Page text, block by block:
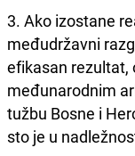
3. Ako izostane
međudržavni
efikasan rezultat,
međunarodnim
tužbu Bosne i
sto je u